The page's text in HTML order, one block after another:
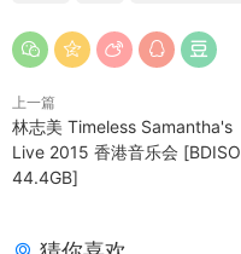
上一篇
林志美 Timeless Samantha's
Live 2015 香港音乐会 [BDISO
44.4GB]